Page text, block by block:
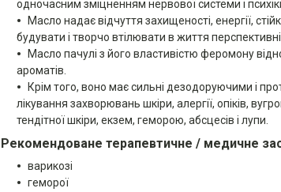
одночасним зміцненням нервової системи і
Масло надає відчуття захищеності, енергії,
будувати і творчо втілювати в життя перспективні
Масло пачулі з його властивістю феромону
ароматів.
Крім того, воно має сильні дезодоруючими і
лікування захворювань шкіри, алергії, опіків,
тендітної шкіри, екзем, геморою, абсцесів і лупи.
Рекомендоване терапевтичне / медичне
варикозі
геморої